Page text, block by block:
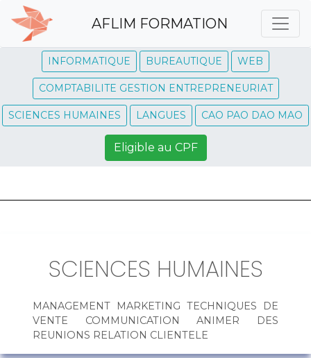
AFLIM FORMATION
INFORMATIQUE BUREAUTIQUE WEB
COMPTABILITE GESTION ENTREPRENEURIAT
SCIENCES HUMAINES LANGUES CAO PAO DAO MAO
Eligible au CPF
SCIENCES HUMAINES
MANAGEMENT MARKETING TECHNIQUES DE
VENTE COMMUNICATION ANIMER DES
REUNIONS RELATION CLIENTELE